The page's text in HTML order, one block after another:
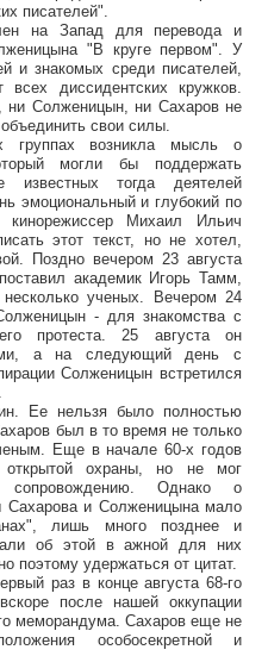
писателей".
на Запад для перевода и
"В круге первом". У
и знакомых среди писателей,
диссидентских кружков.
ни Солженицын, ни Сахаров не
свои силы.
возникла мысль о
могли бы поддержать
известных тогда деятелей
эмоциональный и глубокий по
Михаил Ильич
этот текст, но не хотел,
Поздно вечером 23 августа
академик Игорь Тамм,
ученых. Вечером 24
- для знакомства с
протеста. 25 августа он
а на следующий день с
Солженицын встретился
Ее нельзя было полностью
был в то время не только
Еще в начале 60-х годов
открытой охраны, но не мог
сопровождению. Однако о
Сахарова и Солженицына мало
лишь много позднее и
об этой в ажной для них
поэтому удержаться от цитат.
раз в конце августа 68-го
после нашей оккупации
меморандума. Сахаров еще не
особосекретной и